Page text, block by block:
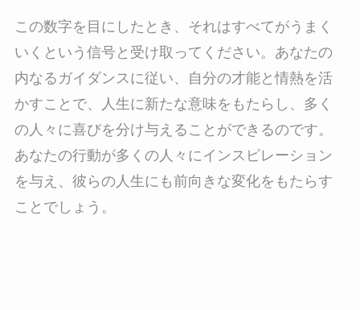
この数字を目にしたとき、それはすべてがうまく
いくという信号と受け取ってください。あなたの
内なるガイダンスに従い、自分の才能と情熱を活
かすことで、人生に新たな意味をもたらし、多く
の人々に喜びを分け与えることができるのです。
あなたの行動が多くの人々にインスピレーション
を与え、彼らの人生にも前向きな変化をもたらす
ことでしょう。